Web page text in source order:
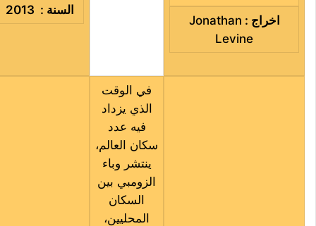
اخراج :
Jonathan
Levine
السنة : 2013
في الوقت
الذي يزداد
فيه عدد
سكان العالم،
ينتشر وباء
الزومبي بين
السكان
المحليين،